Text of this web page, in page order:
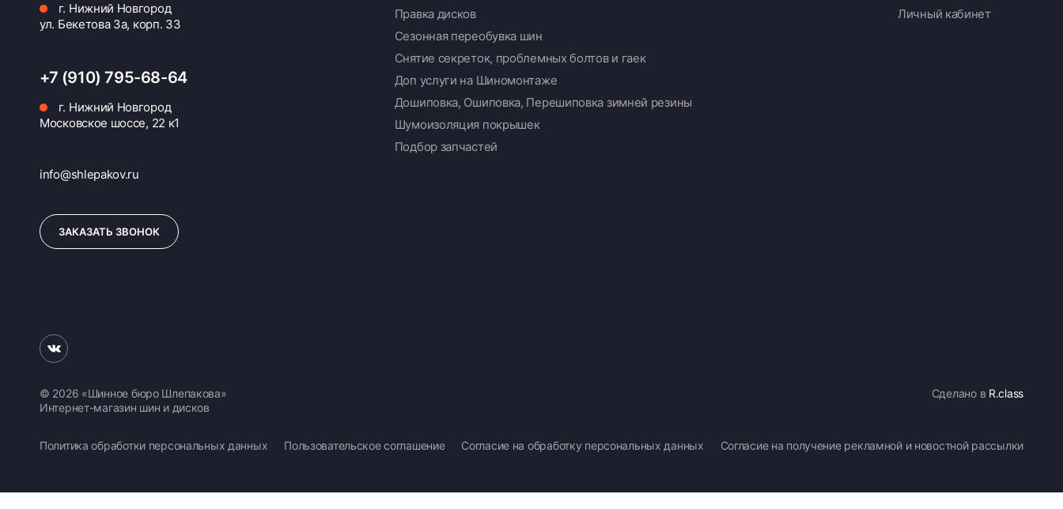
г. Нижний Новгород
ул. Бекетова 3а, корп. 33
+7 (910) 795-68-64
г. Нижний Новгород
Московское шоссе, 22 к1
info@shlepakov.ru
ЗАКАЗАТЬ ЗВОНОК
Правка дисков
Сезонная переобувка шин
Снятие секреток, проблемных болтов и гаек
Доп услуги на Шиномонтаже
Дошиповка, Ошиповка, Перешиповка зимней резины
Шумоизоляция покрышек
Подбор запчастей
Личный кабинет
© 2026 «Шинное бюро Шлепакова»
Интернет-магазин шин и дисков
Сделано в R.class
Политика обработки персональных данных Пользовательское соглашение Согласие на обработку персональных данных Согласие на получение рекламной и новостной рассылки